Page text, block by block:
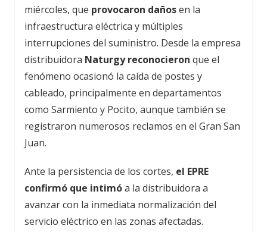
miércoles, que provocaron dañosen la
infraestructura eléctrica y múltiples
interrupciones del suministro. Desde la empresa
distribuidora Naturgy reconocieron que el
fenómeno ocasionó la caída de postes y
cableado, principalmente en departamentos
como Sarmiento y Pocito, aunque también se
registraron numerosos reclamos en el Gran San
Juan.
Ante la persistencia de los cortes, el EPRE
confirmó que intimóa la distribuidora a
avanzar con la inmediata normalización del
servicio eléctrico en las zonas afectadas.